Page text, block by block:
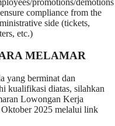
compliance from the
side (tickets,
etc.)
MELAMAR
yang berminat dan
kualifikasi diatas, silahkan
Lowongan Kerja
Oktober 2025 melalui link